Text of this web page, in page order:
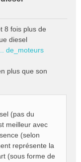
8 fois plus de
diesel
de_moteurs
plus que son
(pas du
meilleur avec
(selon
représente la
(sous forme de